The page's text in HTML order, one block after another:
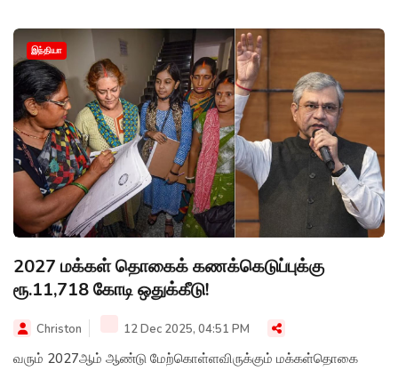
இந்தியா
2027 மக்கள் தொகைக் கணக்கெடுப்புக்கு
ரூ.11,718 கோடி ஒதுக்கீடு!
Christon 12 Dec 2025, 04:51 PM
வரும் 2027ஆம் ஆண்டு மேற்கொள்ளவிருக்கும் மக்கள்தொகை